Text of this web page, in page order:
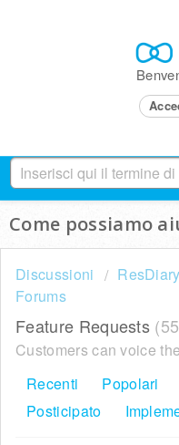
Come possiamo
Discussioni
ResDiary
Forums
Feature Requests
Customers can voice
Recenti
Popolari
Posticipato